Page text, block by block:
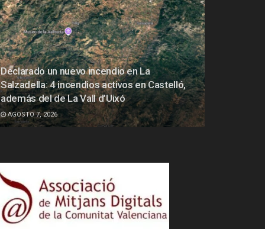
Declarado un nuevo incendio en La
Salzadella: 4 incendios activos en Castelló,
además del de La Vall d’Uixó
AGOSTO 7, 2026